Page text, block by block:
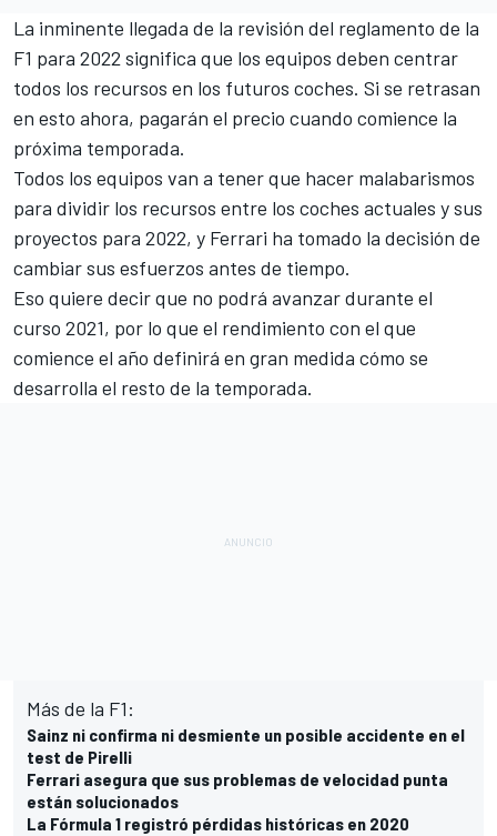
La inminente llegada de la revisión del reglamento de la
F1 para 2022 significa que los equipos deben centrar
todos los recursos en los futuros coches. Si se retrasan
en esto ahora, pagarán el precio cuando comience la
próxima temporada.
Todos los equipos van a tener que hacer malabarismos
para dividir los recursos entre los coches actuales y sus
proyectos para 2022, y Ferrari ha tomado la decisión de
cambiar sus esfuerzos antes de tiempo.
Eso quiere decir que no podrá avanzar durante el
curso 2021, por lo que el rendimiento con el que
comience el año definirá en gran medida cómo se
desarrolla el resto de la temporada.
Más de la F1:
Sainz ni confirma ni desmiente un posible accidente en el
test de Pirelli
Ferrari asegura que sus problemas de velocidad punta
están solucionados
La Fórmula 1 registró pérdidas históricas en 2020